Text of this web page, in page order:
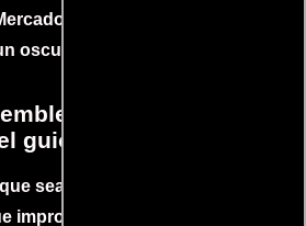
4 de Asunción que se
oscuro mundo de crimen
que no
guion
sea un guión siempre hay
improvisaciones que se dan